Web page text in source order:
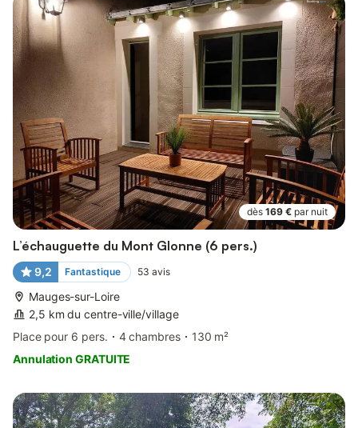
dès 169 € par nuit
L’échauguette du Mont Glonne (6 pers.)
9,2 Fantastique 53 avis
Mauges-sur-Loire
2,5 km du centre-ville/village
Place pour 6 pers.
4 chambres
130 m²
Annulation GRATUITE